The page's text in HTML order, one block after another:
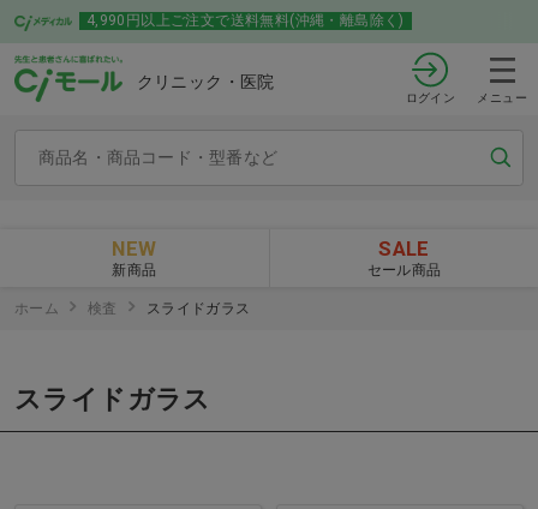
4,990円以上ご注文で送料無料(沖縄・離島除く)
クリニック・医院
ログイン メニュー
NEW
新商品
SALE
セール商品
ホーム 検査 スライドガラス
スライドガラス